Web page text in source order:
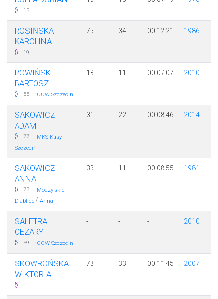
15
ROSIŃSKA
KAROLINA
19
75 34 00:12:21 1986
ROWIŃSKI
BARTOSZ
55 · OOW Szczecin
13 11 00:07:07 2010
SAKOWICZ
ADAM
77 · MKS Kusy
Szczecin
31 22 00:08:46 2014
SAKOWICZ
ANNA
73 · Moczylskie
Diablice / Anna
33 11 00:08:55 1981
SALETRA
CEZARY
59 · OOW Szczecin
- - - 2010
SKOWROŃSKA
WIKTORIA
11
73 33 00:11:45 2007